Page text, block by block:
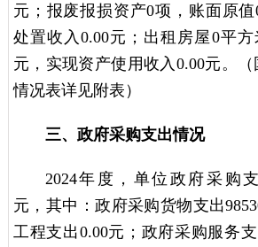
元；报废报损资产0项，账面原
处置收入0.00元；出租房屋0平
元，实现资产使用收入0.00元。
情况表详见附表）
三、政府采购支出情况
2024年度，单位政府采购
元，其中：政府采购货物支出
工程支出0.00元；政府采购服务